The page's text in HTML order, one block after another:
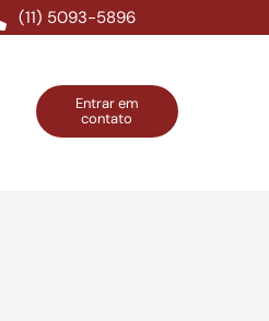
(11) 5093-5896
Entrar em
contato